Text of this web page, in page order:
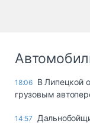
18:06 В Липецкой
грузовым
14:57